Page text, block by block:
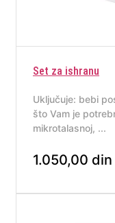
Set za ishranu
Uključuje: bebi
što Vam je
mikrotalasnoj, ...
1.050,00 din